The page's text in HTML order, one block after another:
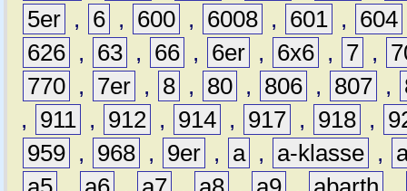
5er , 6 , 600 , 6008 , 601 , 604
626 , 63 , 66 , 6er , 6x6 , 7 ,
770 , 7er , 8 , 80 , 806 , 807 ,
,
911 , 912 , 914 , 917 , 918 ,
959 , 968 , 9er , a , a-klasse ,